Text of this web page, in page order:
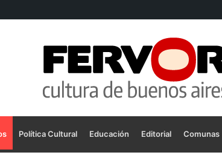
Política Cultural Educación Editorial Comunas